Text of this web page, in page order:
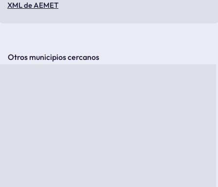
XML de AEMET
Otros municipios cercanos